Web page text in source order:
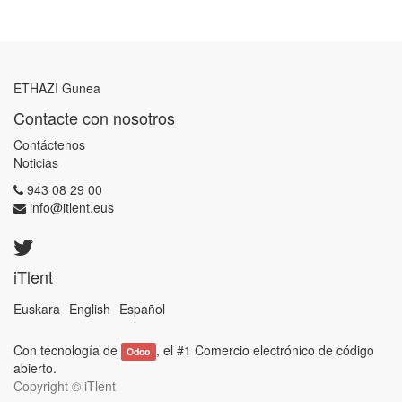
ETHAZI Gunea
Contacte con nosotros
Contáctenos
Noticias
943 08 29 00
info@itlent.eus
iTlent
Euskara English Español
Con tecnología de Odoo , el #1 Comercio electrónico de código
abierto.
Copyright © iTlent